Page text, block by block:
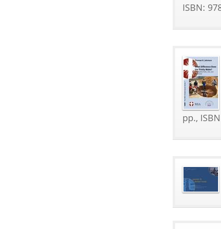
ISBN:
pp.,